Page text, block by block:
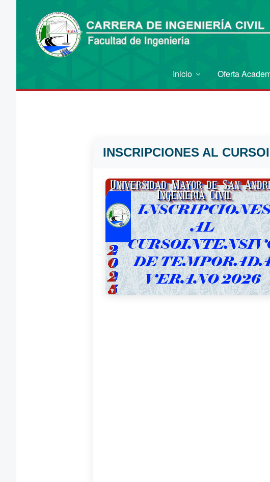
Inicio Oferta
INSCRIPCIONES AL